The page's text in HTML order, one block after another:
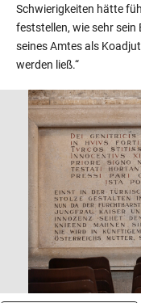
Schwierigkeiten hätte
feststellen, wie sehr sein
seines Amtes als
werden ließ.“